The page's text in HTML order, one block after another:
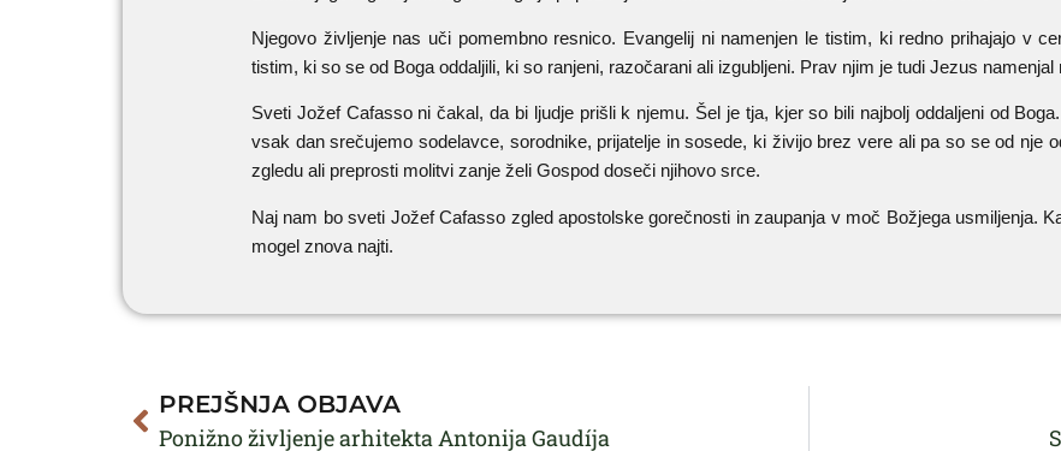
Njegovo življenje nas uči pomembno resnico. Evangelij ni namenjen le tistim, ki redno prihajajo v
tistim, ki so se od Boga oddaljili, ki so ranjeni, razočarani ali izgubljeni. Prav njim je tudi Jezus namenjal
Sveti Jožef Cafasso ni čakal, da bi ljudje prišli k njemu. Šel je tja, kjer so bili najbolj oddaljeni od
vsak dan srečujemo sodelavce, sorodnike, prijatelje in sosede, ki živijo brez vere ali pa so se od nje
zgledu ali preprosti molitvi zanje želi Gospod doseči njihovo srce.
Naj nam bo sveti Jožef Cafasso zgled apostolske gorečnosti in zaupanja v moč Božjega usmiljenja.
mogel znova najti.
PREJŠNJA OBJAVA
Ponižno življenje arhitekta Antonija Gaudíja